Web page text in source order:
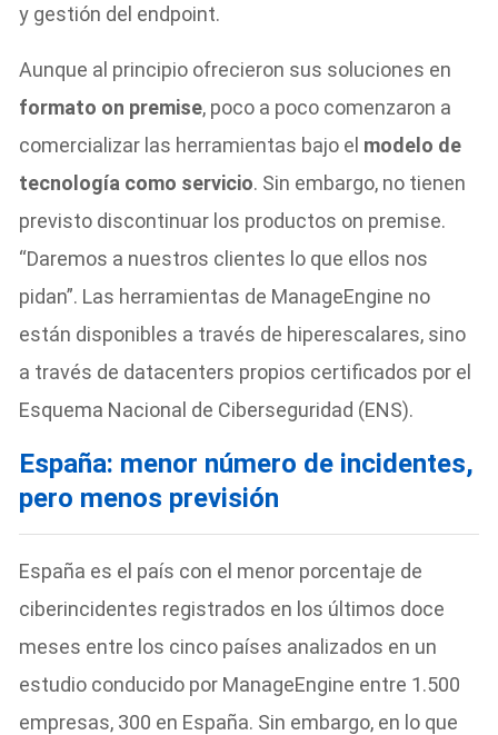
y gestión del endpoint.
Aunque al principio ofrecieron sus soluciones en
formato on premise, poco a poco comenzaron a
comercializar las herramientas bajo el modelo de
tecnología como servicio. Sin embargo, no tienen
previsto discontinuar los productos on premise.
“Daremos a nuestros clientes lo que ellos nos
pidan”. Las herramientas de ManageEngine no
están disponibles a través de hiperescalares, sino
a través de datacenters propios certificados por el
Esquema Nacional de Ciberseguridad (ENS).
España: menor número de incidentes,
pero menos previsión
España es el país con el menor porcentaje de
ciberincidentes registrados en los últimos doce
meses entre los cinco países analizados en un
estudio conducido por ManageEngine entre 1.500
empresas, 300 en España. Sin embargo, en lo que